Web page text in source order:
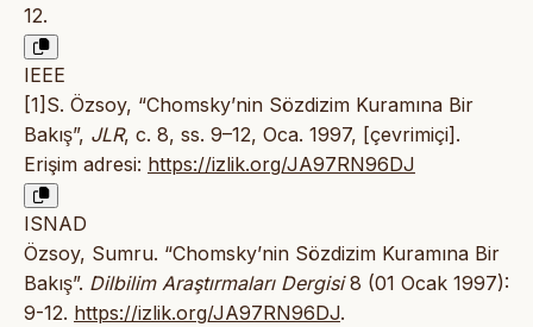
12.
IEEE
[1]S. Özsoy, “Chomsky’nin Sözdizim Kuramına Bir
Bakış”, JLR, c. 8, ss. 9–12, Oca. 1997, [çevrimiçi].
Erişim adresi: https://izlik.org/JA97RN96DJ
ISNAD
Özsoy, Sumru. “Chomsky’nin Sözdizim Kuramına Bir
Bakış”. Dilbilim Araştırmaları Dergisi8 (01 Ocak 1997):
9-12. https://izlik.org/JA97RN96DJ.